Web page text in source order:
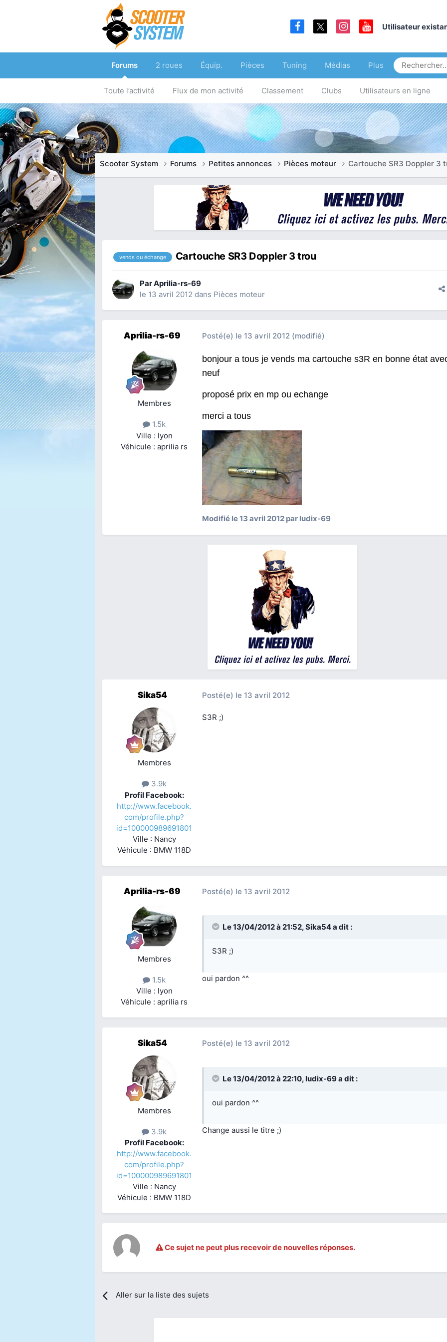
Utilisateur
Forums
Toute l’activité Flux de mon activité Classement Clubs Utilisateurs en ligne
2 roues Équip. Pièces Tuning Médias Plus
Scooter System Forums Petites annonces Pièces moteur Cartouche SR3 Doppler 3
vends ou échange Cartouche SR3 Doppler 3 trou
ParAprilia-rs-69
le 13 avril 2012 dans Pièces moteur
Aprilia-rs-69
Membres
1.5k
Ville : lyon
Véhicule : aprilia rs
Posté(e) le 13 avril 2012 (modifié)
bonjour a tous je vends ma cartouche s3R en bonne état
neuf
proposé prix en mp ou echange
merci a tous
Modifié le 13 avril 2012 par ludix-69
Sika54
Membres
3.9k
Profil Facebook:
http://www.facebook.
com/profile.php?
id=100000989691801
Ville : Nancy
Véhicule : BMW 118D
Posté(e) le 13 avril 2012
S3R ;)
Aprilia-rs-69
Membres
1.5k
Ville : lyon
Véhicule : aprilia rs
Posté(e) le 13 avril 2012
Le 13/04/2012 à 21:52, Sika54 a dit :
S3R ;)
oui pardon ^^
Sika54
Membres
3.9k
Profil Facebook:
http://www.facebook.
com/profile.php?
id=100000989691801
Ville : Nancy
Véhicule : BMW 118D
Posté(e) le 13 avril 2012
Le 13/04/2012 à 22:10, ludix-69 a dit :
oui pardon ^^
Change aussi le titre ;)
Ce sujet ne peut plus recevoir de nouvelles réponses.
Aller sur la liste des sujets